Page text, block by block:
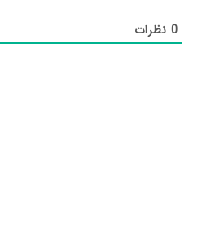
0نظرات